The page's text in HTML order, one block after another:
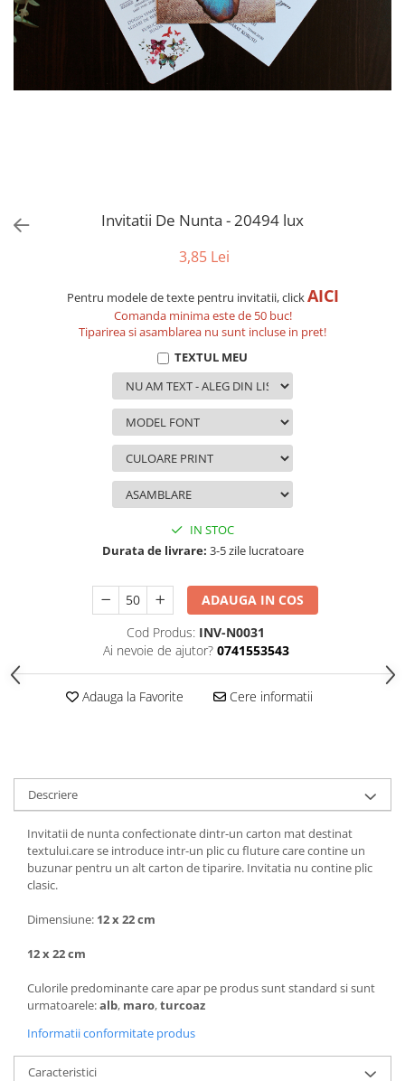
Puzzle personalizat
Rame foto personalizate
Plachete personalizate
evenimente
Tavita de mot
Umerase Personalizate
Pahare personalizate
Invitatii De Nunta - 20494 lux
3,85 Lei
Pentru modele de texte pentru invitatii, clickAICI
Comanda minima este de 50 buc!
Tiparirea si asamblarea nu sunt incluse in pret!
TEXTUL MEU
IN STOC
Durata de livrare: 3-5 zile lucratoare
ADAUGA IN COS
Cod Produs: INV-N0031
Ai nevoie de ajutor? 0741553543
Adauga la Favorite Cere informatii
Descriere
Invitatii de nunta confectionate dintr-un carton mat destinat
textului.care se introduce intr-un plic cu fluture care contine un
buzunar pentru un alt carton de tiparire. Invitatia nu contine plic
clasic.
Dimensiune: 12 x 22 cm
12 x 22 cm
Culorile predominante care apar pe produs sunt standard si sunt
urmatoarele:alb, maro,turcoaz
Informatii conformitate produs
Caracteristici